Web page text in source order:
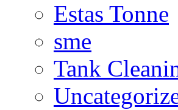
Estas Tonne
sme
Tank